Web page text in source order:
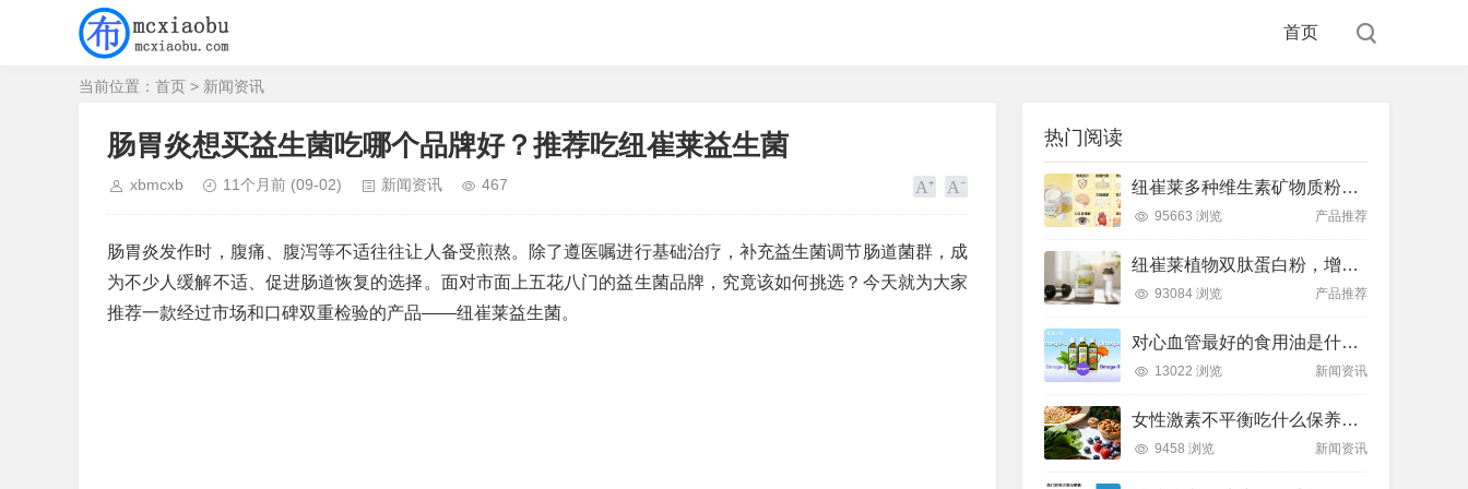
首页
当前位置： 首页 > 新闻资讯
肠胃炎想买益生菌吃哪个品牌好？推荐吃纽崔莱益生菌
xbmcxb 11个月前 (09-02) 新闻资讯 467
肠胃炎发作时，腹痛、腹泻等不适往往让人备受煎熬。除了遵医嘱进行基础治疗，补充益生菌调节肠道菌群，成
为不少人缓解不适、促进肠道恢复的选择。面对市面上五花八门的益生菌品牌，究竟该如何挑选？今天就为大家
推荐一款经过市场和口碑双重检验的产品——纽崔莱益生菌。
热门阅读
纽崔莱多种维生素矿物质粉，小金粉守护全天健康活力
95663 浏览 产品推荐
纽崔莱植物双肽蛋白粉，增肌补充蛋白质好帮手
93084 浏览 产品推荐
对心血管最好的食用油是什么油？推荐吃这款安利油品
13022 浏览 新闻资讯
女性激素不平衡吃什么保养片可以调节？推荐吃这款纽崔莱保养片
9458 浏览 新闻资讯